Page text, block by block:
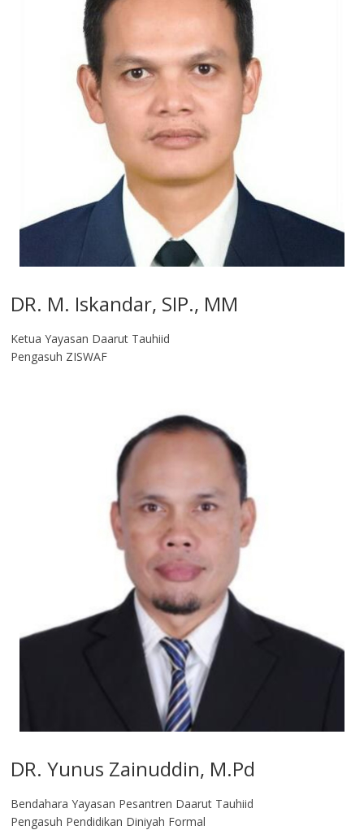
DR. M. Iskandar, SIP., MM
Ketua Yayasan Daarut Tauhiid
Pengasuh ZISWAF
DR. Yunus Zainuddin, M.Pd
Bendahara Yayasan Pesantren Daarut Tauhiid
Pengasuh Pendidikan Diniyah Formal